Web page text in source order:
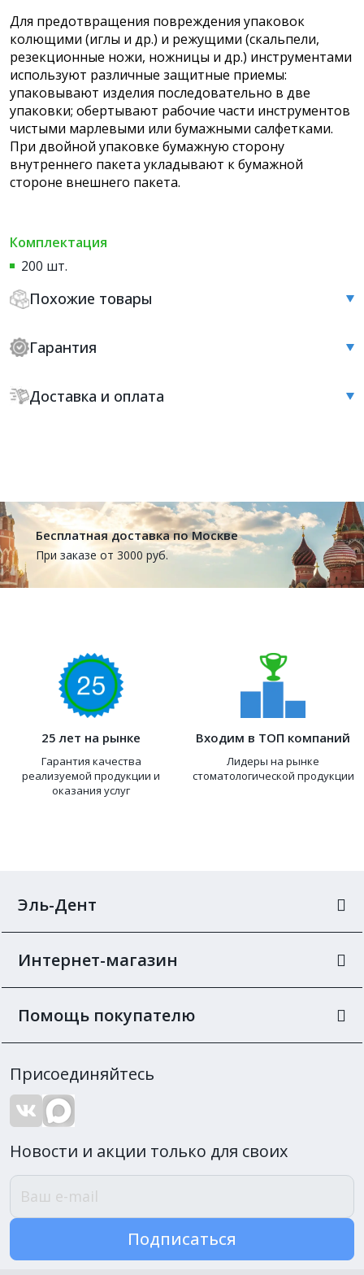
Похожие товары
Гарантия
Доставка и оплата
Для предотвращения повреждения упаковок
колющими (иглы и др.) и режущими (скальпели,
резекционные ножи, ножницы и др.) инструментами
используют различные защитные приемы:
упаковывают изделия последовательно в две
упаковки; обертывают рабочие части инструментов
чистыми марлевыми или бумажными салфетками.
При двойной упаковке бумажную сторону
внутреннего пакета укладывают к бумажной
стороне внешнего пакета.
Комплектация
200 шт.
Бесплатная доставка по Москве
При заказе от 3000 руб.
25 лет на рынке
Гарантия качества
реализуемой продукции и
оказания услуг
Входим в ТОП компаний
Лидеры на рынке
стоматологической продукции
Эль-Дент
Интернет-магазин
Помощь покупателю
Присоединяйтесь
Новости и акции только для своих
Подписаться